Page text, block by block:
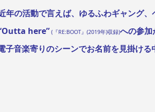
年の活動で言えば、ゆるふわギャング、
here” (『RE:BOOT』(2019年)収録)への参加
音楽寄りのシーンでお名前を見掛ける